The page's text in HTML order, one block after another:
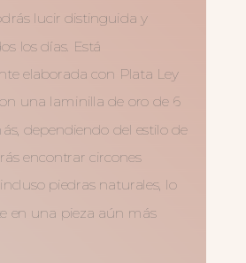
lucir distinguida y
los días. Está
elaborada con Plata Ley
una laminilla de oro de 6
dependiendo del estilo de
encontrar circones
piedras naturales, lo
en una pieza aún más